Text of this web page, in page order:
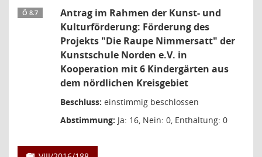
Ö 8.7
Antrag im Rahmen der Kunst- und
Kulturförderung: Förderung des
Projekts "Die Raupe Nimmersatt" der
Kunstschule Norden e.V. in
Kooperation mit 6 Kindergärten aus
dem nördlichen Kreisgebiet
Beschluss: einstimmig beschlossen
Abstimmung: Ja: 16, Nein: 0, Enthaltung: 0